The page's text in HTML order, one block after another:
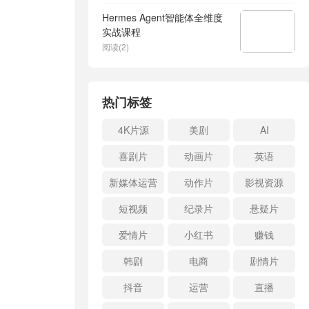
Hermes Agent智能体全维度
实战课程
阅读(2)
热门标签
4K片源 美剧
AI
喜剧片
动画片
英语
新媒体运营
动作片
影视资源
短视频
纪录片
悬疑片
爱情片
小红书
赚钱
韩剧
电商
剧情片
抖音
运营
直播